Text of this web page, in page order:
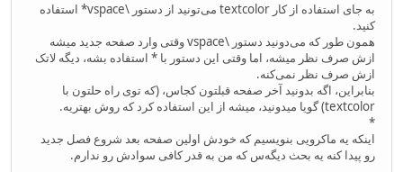
به جای استفاده از کار textcolor می‌تونید از دستور \vspace* استفاده
کنید.
همون طور که می‌دونید دستور \vspace وقتی وارد صفحه جدید میشه
ازش صرف نظر میشه، اما وقتی این دستور با * استفاده بشه، دیگه لاتک
ازش صرف نظر نمی‌کنه.
بنابراین، اگه بدونید آخر صفحه قبلتون کجاس، (که توی راه حلتون با
textcolor) گویا میدونید، میشه از این استفاده کرد که روش بهتریه.
*
اینکه یه ماکرویی بنویسیم که خودش اولین صفحه بعد شروع فصل جدید
رو پیدا کنه یه بحث دیگه‌س که من به قدر کافی سوادش رو ندارم.